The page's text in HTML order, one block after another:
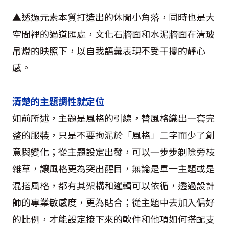
▲透過元素本質打造出的休閒小角落，同時也是大
空間裡的過道匯處，文化石牆面和水泥牆面在清玻
吊燈的映照下，以自我語彙表現不受干擾的靜心
感。
清楚的主題調性就定位
如前所述，主題是風格的引線，替風格織出一套完
整的服裝，只是不要拘泥於「風格」二字而少了創
意與變化；從主題設定出發，可以一步步剃除旁枝
雜草，讓風格更為突出醒目，無論是單一主題或是
混搭風格，都有其架構和邏輯可以依循，透過設計
師的專業敏感度，更為貼合；從主題中去加入偏好
的比例，才能設定接下來的軟件和他項如何搭配支